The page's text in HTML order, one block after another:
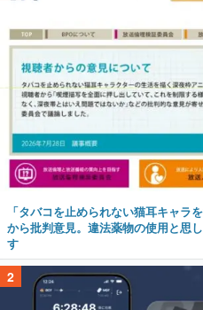
「タバコを止められない猫耳キャラ
から批判意見。違法薬物の使用と思
す
2